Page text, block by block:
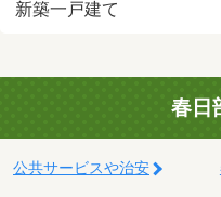
新築一戸建て
春日
公共サービスや治安